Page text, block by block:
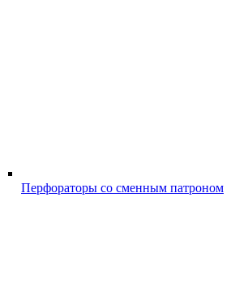
Перфораторы со сменным патроном